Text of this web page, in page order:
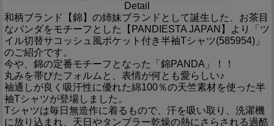
Detail
和柄ブランド【錦】の姉妹ブランドとして誕生した、お茶目
なパンダをモチーフとした【PANDIESTA JAPAN】より「ツ
イル切替サコッシュ風ポケット付き半袖Tシャツ(585954)」
のご紹介です。
今や、錦の定番モチーフとなった「錦PANDA」！！
丸みを帯びたフォルムと、表情が何とも愛らしい♪
袖通しが良く吸汗性に優れた綿100％の天竺素材を使った半
袖Tシャツが登場しました。
Tシャツは毎日無造作に着るもので、汗を吸い取り、洗濯機
に放り込まれ、天日やタンブラー乾燥の熱にさらされる過酷